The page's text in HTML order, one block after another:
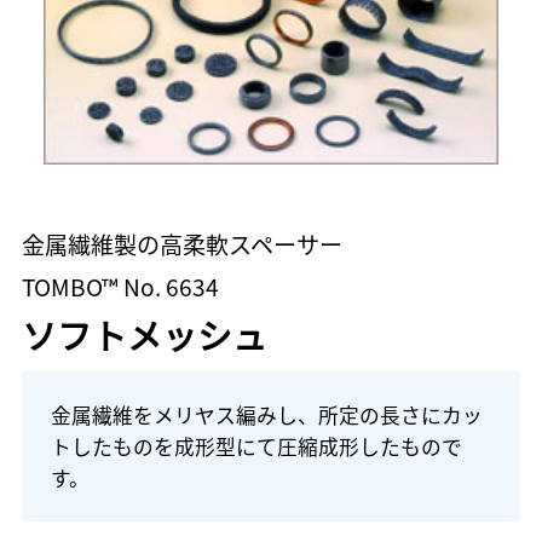
金属繊維製の高柔軟スペーサー
TOMBO™ No. 6634
ソフトメッシュ
金属繊維をメリヤス編みし、所定の長さにカッ
トしたものを成形型にて圧縮成形したもので
す。